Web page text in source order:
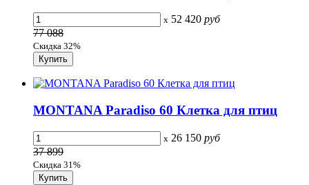
x 52 420 руб
77 088
Скидка 32%
MONTANA Paradiso 60 Клетка для птиц
x 26 150 руб
37 899
Скидка 31%